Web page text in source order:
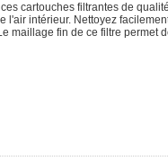
cartouches filtrantes de
l'air intérieur. Nettoyez
maillage fin de ce filtre permet